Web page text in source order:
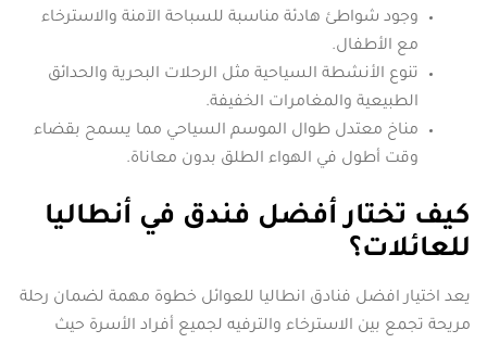
وجود شواطئ هادئة مناسبة للسباحة الآمنة والاسترخاء
مع الأطفال.
تنوع الأنشطة السياحية مثل الرحلات البحرية والحدائق
الطبيعية والمغامرات الخفيفة.
مناخ معتدل طوال الموسم السياحي مما يسمح بقضاء
وقت أطول في الهواء الطلق بدون معاناة.
كيف تختار أفضل فندق في أنطاليا
للعائلات؟
يعد اختيار افضل فنادق انطاليا للعوائل خطوة مهمة لضمان رحلة
مريحة تجمع بين الاسترخاء والترفيه لجميع أفراد الأسرة حيث